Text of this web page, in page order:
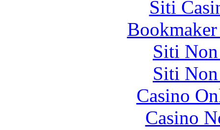
Siti
Siti
Siti
Casino
Casino